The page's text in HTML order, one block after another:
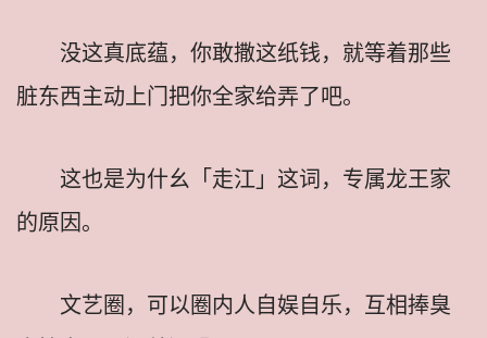
没这真底蕴，你敢撒这纸钱，就等着那些
脏东西主动上门把你全家给弄了吧。
这也是为什幺「走江」这词，专属龙王家
的原因。
文艺圈，可以圈内人自娱自乐，互相捧臭